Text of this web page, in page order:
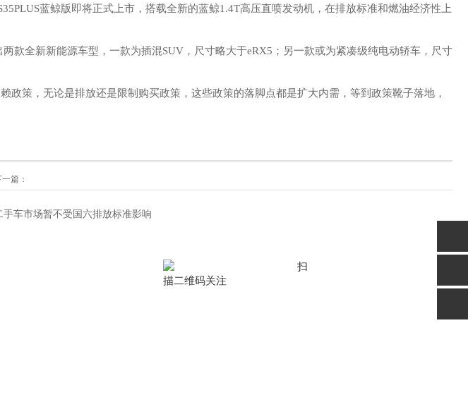
蓝鲸版即将正式上市，搭载全新的蓝鲸1.4T高压直喷发动机，在排放标准和燃油经济性上
款全新新能源车型，一款为插混SUV，尺寸略大于eRX5；另一款或为紧凑级纯电动轿车，尺寸
策，无论是排放还是限制购买政策，这些政策的落脚点都是扩大内需，等到政策靴子落地，
篇：
手车市场暂不受国六排放标准影响
扫
描二维码关注